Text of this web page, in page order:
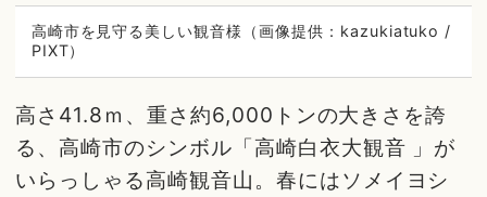
高崎市を見守る美しい観音様（画像提供：kazukiatuko /
PIXT）
高さ41.8ｍ、重さ約6,000トンの大きさを誇
る、高崎市のシンボル「高崎白衣大観音 」が
いらっしゃる高崎観音山。春にはソメイヨシ